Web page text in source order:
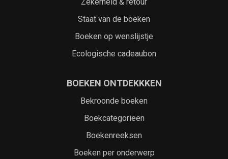
Zekerheid & retour
Staat van de boeken
Boeken op wenslijstje
Ecologische cadeaubon
BOEKEN ONTDEKKKEN
Bekroonde boeken
Boekcategorieën
Boekenreeksen
Boeken per onderwerp